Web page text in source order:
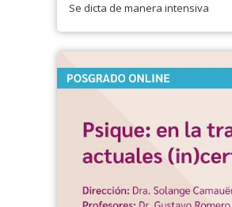
Se dicta de manera intensiva